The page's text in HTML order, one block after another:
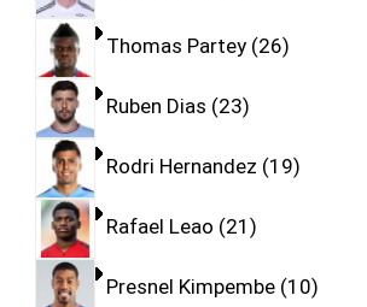
Thomas Partey 26
Ruben Dias 23
Rodri Hernandez 19
Rafael Leao 21
Presnel Kimpembe 10